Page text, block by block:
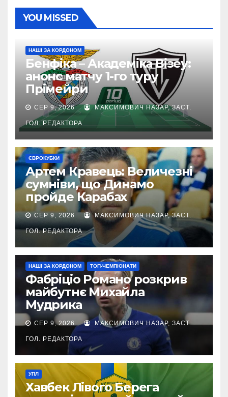
YOU MISSED
НАШІ ЗА КОРДОНОМ
Бенфіка – Академіка Візеу:
анонс матчу 1-го туру
Прімейри
СЕР 9, 2026 МАКСИМОВИЧ НАЗАР, ЗАСТ.
ГОЛ. РЕДАКТОРА
ЄВРОКУБКИ
Артем Кравець: Величезні
сумніви, що Динамо
пройде Карабах
СЕР 9, 2026 МАКСИМОВИЧ НАЗАР, ЗАСТ.
ГОЛ. РЕДАКТОРА
НАШІ ЗА КОРДОНОМ ТОП-ЧЕМПІОНАТИ
Фабріціо Романо розкрив
майбутнє Михайла
Мудрика
СЕР 9, 2026 МАКСИМОВИЧ НАЗАР, ЗАСТ.
ГОЛ. РЕДАКТОРА
УПЛ
Хавбек Лівого Берега